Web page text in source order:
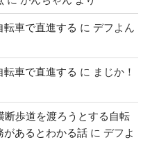
転車で直進する に デフよん
転車で直進する に まじか！
断歩道を渡ろうとする自転
があるとわかる話 に デフよ